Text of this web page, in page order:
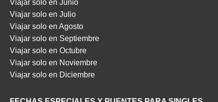
Viajar solo en Junio
Viajar solo en Julio
Viajar solo en Agosto
Viajar solo en Septiembre
Viajar solo en Octubre
Viajar solo en Noviembre
Viajar solo en Diciembre